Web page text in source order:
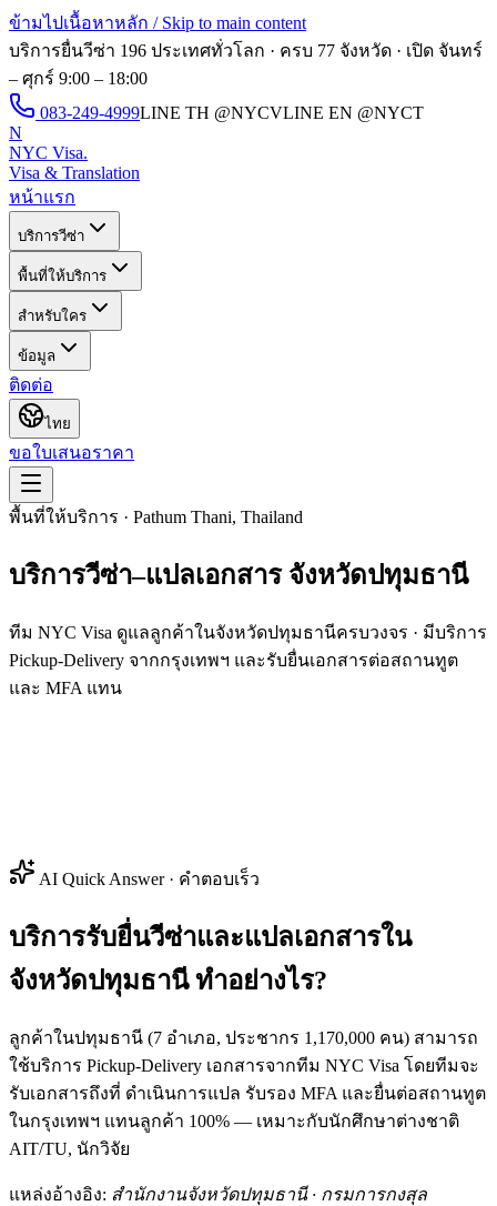
ข้ามไปเนื้อหาหลัก / Skip to main content
บริการยื่นวีซ่า 196 ประเทศทั่วโลก · ครบ 77 จังหวัด · เปิด จันทร์
– ศุกร์ 9:00 – 18:00
083-249-4999LINE TH @NYCVLINE EN @NYCT
N
NYC Visa.
Visa & Translation
หน้าแรก
บริการวีซ่า
พื้นที่ให้บริการ
สำหรับใคร
ข้อมูล
ติดต่อ
ไทย
ขอใบเสนอราคา
พื้นที่ให้บริการ · Pathum Thani, Thailand
บริการวีซ่า–แปลเอกสาร จังหวัดปทุมธานี
ทีม NYC Visa ดูแลลูกค้าในจังหวัดปทุมธานีครบวงจร · มีบริการ
Pickup-Delivery จากกรุงเทพฯ และรับยื่นเอกสารต่อสถานทูต
และ MFA แทน
AI Quick Answer · คำตอบเร็ว
บริการรับยื่นวีซ่าและแปลเอกสารใน
จังหวัดปทุมธานี ทำอย่างไร?
ลูกค้าในปทุมธานี (7 อำเภอ, ประชากร 1,170,000 คน) สามารถ
ใช้บริการ Pickup-Delivery เอกสารจากทีม NYC Visa โดยทีมจะ
รับเอกสารถึงที่ ดำเนินการแปล รับรอง MFA และยื่นต่อสถานทูต
ในกรุงเทพฯ แทนลูกค้า 100% — เหมาะกับนักศึกษาต่างชาติ
AIT/TU, นักวิจัย
แหล่งอ้างอิง: สำนักงานจังหวัดปทุมธานี · กรมการกงสุล